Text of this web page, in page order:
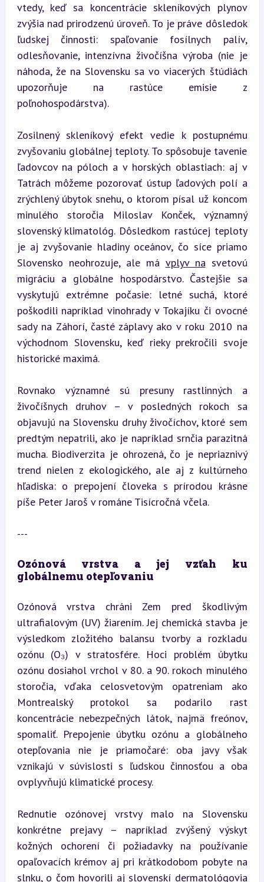
vtedy, keď sa koncentrácie skleníkových plynov
zvýšia nad prirodzenú úroveň. To je práve dôsledok
ľudskej činnosti: spaľovanie fosílnych palív,
odlesňovanie, intenzívna živočíšna výroba (nie je
náhoda, že na Slovensku sa vo viacerých štúdiách
upozorňuje na rastúce emisie z
poľnohospodárstva).
Zosilnený skleníkový efekt vedie k postupnému
zvyšovaniu globálnej teploty. To spôsobuje tavenie
ľadovcov na póloch a v horských oblastiach: aj v
Tatrách môžeme pozorovať ústup ľadových polí a
zrýchlený úbytok snehu, o ktorom písal už koncom
minulého storočia Miloslav Konček, významný
slovenský klimatológ. Dôsledkom rastúcej teploty
je aj zvyšovanie hladiny oceánov, čo síce priamo
Slovensko neohrozuje, ale má vplyv na svetovú
migráciu a globálne hospodárstvo. Častejšie sa
vyskytujú extrémne počasie: letné suchá, ktoré
poškodili napríklad vinohrady v Tokajíku či ovocné
sady na Záhorí, časté záplavy ako v roku 2010 na
východnom Slovensku, keď rieky prekročili svoje
historické maximá.
Rovnako významné sú presuny rastlinných a
živočíšnych druhov – v posledných rokoch sa
objavujú na Slovensku druhy živočíchov, ktoré sem
predtým nepatrili, ako je napríklad srnčia parazitná
mucha. Biodiverzita je ohrozená, čo je nepriaznivý
trend nielen z ekologického, ale aj z kultúrneho
hľadiska: o prepojení človeka s prírodou krásne
píše Peter Jaroš v románe Tisícročná včela.
---
Ozónová vrstva a jej vzťah ku
globálnemu otepľovaniu
Ozónová vrstva chráni Zem pred škodlivým
ultrafialovým (UV) žiarením. Jej chemická stavba je
výsledkom zložitého balansu tvorby a rozkladu
ozónu (O₃) v stratosfére. Hoci problém úbytku
ozónu dosiahol vrchol v 80. a 90. rokoch minulého
storočia, vďaka celosvetovým opatreniam ako
Montrealský protokol sa podarilo rast
koncentrácie nebezpečných látok, najmä freónov,
spomaliť. Prepojenie úbytku ozónu a globálneho
otepľovania nie je priamočaré: oba javy však
vznikajú v súvislosti s ľudskou činnosťou a oba
ovplyvňujú klimatické procesy.
Rednutie ozónovej vrstvy malo na Slovensku
konkrétne prejavy – napríklad zvýšený výskyt
kožných ochorení či požiadavky na používanie
opaľovacích krémov aj pri krátkodobom pobyte na
slnku, o čom hovorili aj slovenskí dermatológovia